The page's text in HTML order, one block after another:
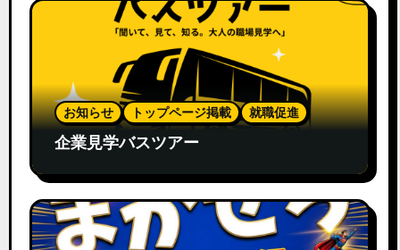
お知らせ トップページ掲載 就職促進
企業見学バスツアー